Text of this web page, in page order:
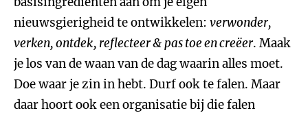
nieuwsgierigheid te ontwikkelen: verwonder,
verken, ontdek, reflecteer & pas toe en creëer. Maak
je los van de waan van de dag waarin alles moet.
Doe waar je zin in hebt. Durf ook te falen. Maar
daar hoort ook een organisatie bij die falen